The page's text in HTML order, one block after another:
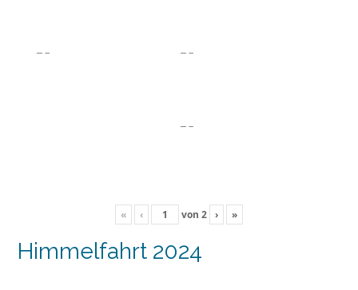
« ‹ von 2 › »
Himmelfahrt 2024